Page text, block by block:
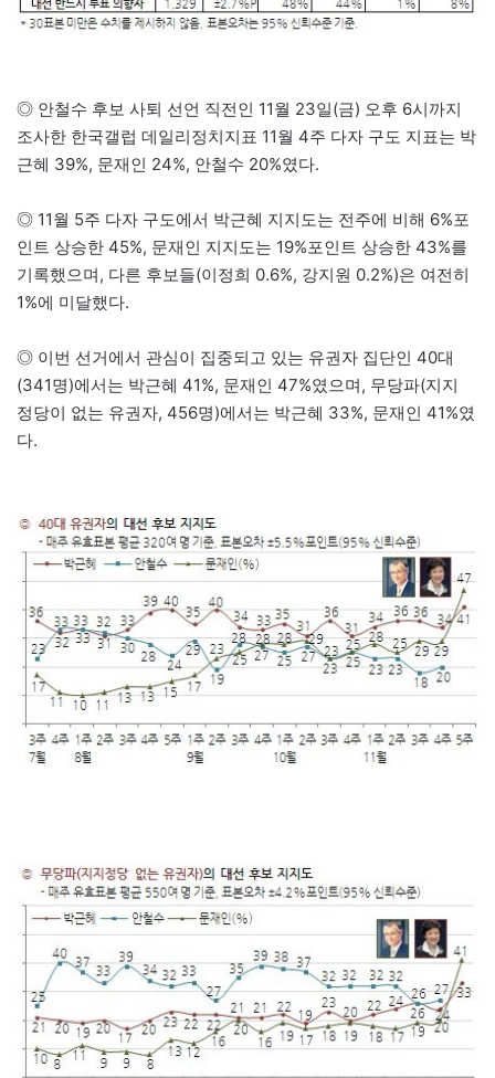
◎ 안철수 후보 사퇴 선언 직전인 11월 23일(금) 오후 6시까지
조사한 한국갤럽 데일리정치지표 11월 4주 다자 구도 지표는 박
근혜 39%, 문재인 24%, 안철수 20%였다.
◎ 11월 5주 다자 구도에서 박근혜 지지도는 전주에 비해 6%포
인트 상승한 45%, 문재인 지지도는 19%포인트 상승한 43%를
기록했으며, 다른 후보들(이정희 0.6%, 강지원 0.2%)은 여전히
1%에 미달했다.
◎ 이번 선거에서 관심이 집중되고 있는 유권자 집단인 40대
(341명)에서는 박근혜 41%, 문재인 47%였으며, 무당파(지지
정당이 없는 유권자, 456명)에서는 박근혜 33%, 문재인 41%였
다.